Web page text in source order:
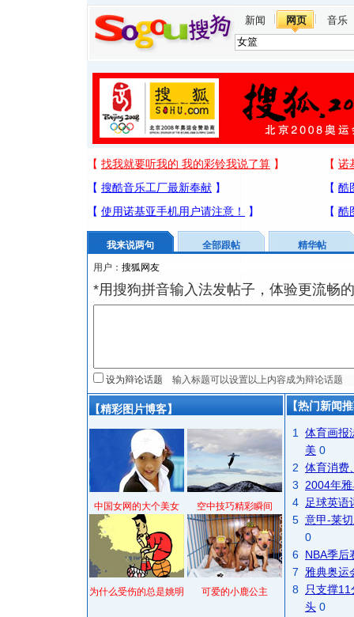
新闻 网页 音乐
我来说两句 全部跟帖
精华帖
用户：
*用搜狗拼音输入法发帖子，体验更流畅
设为辩论话题
【精彩图片博客】
中国女网的大个美女 空中技巧精彩瞬间
为什么受伤的总是姚明 可爱的小鹿公主
【热门新闻
1
体育画报
美 0
2 体育消费
3
2004年
4
足球英语
5 意甲-莱
0
6 NBA季后
7
雅典奥运
8
只支撑
头 0